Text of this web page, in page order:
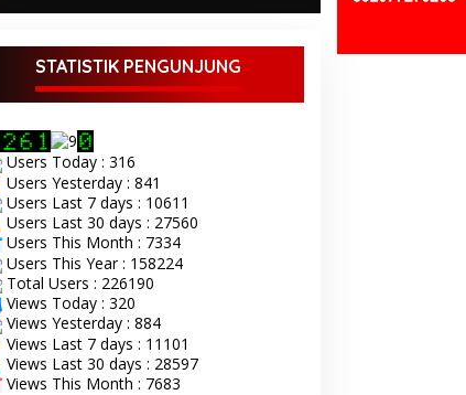
STATISTIK PENGUNJUNG
Users Today : 316
Users Yesterday : 841
Users Last 7 days : 10611
Users Last 30 days : 27560
Users This Month : 7334
Users This Year : 158224
Total Users : 226190
Views Today : 320
Views Yesterday : 884
Views Last 7 days : 11101
Views Last 30 days : 28597
Views This Month : 7683